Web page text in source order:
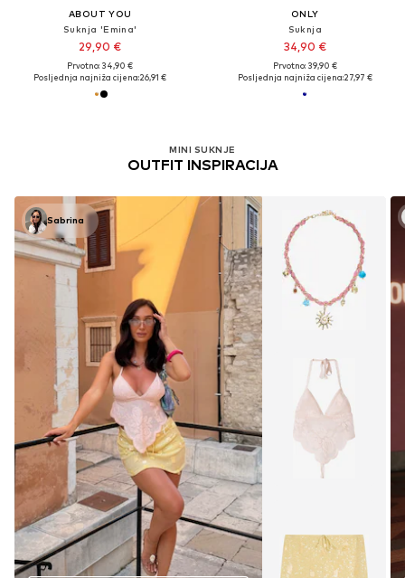
ABOUT YOU
Suknja 'Emina'
29,90 €
Prvotno: 34,90 €
Posljednja najniža cijena:26,91 €
ONLY
Suknja
34,90 €
Prvotno: 39,90 €
Posljednja najniža cijena:27,97 €
MINI SUKNJE
OUTFIT INSPIRACIJA
Sabrina